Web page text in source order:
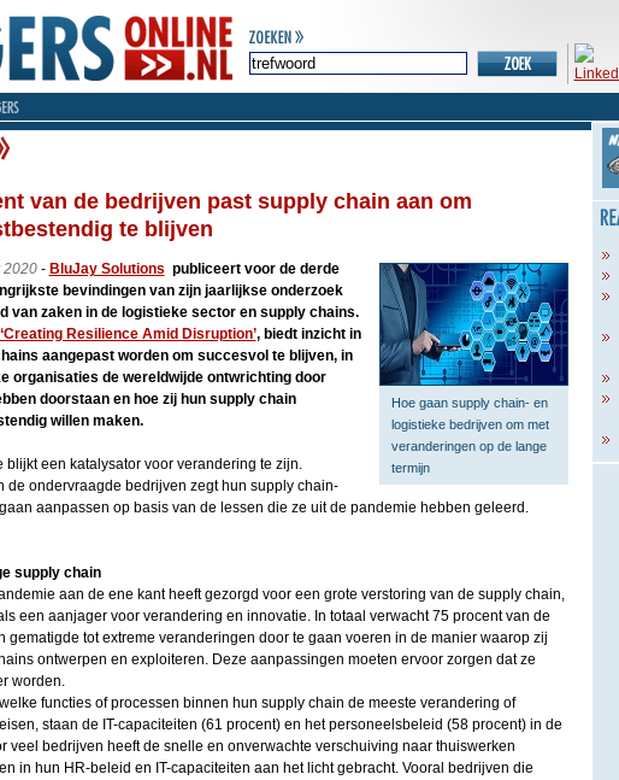
van de bedrijven past supply chain aan om
te blijven
Hoe gaan supply chain- en
logistieke bedrijven om met
veranderingen op de lange
termijn
2020- BluJay Solutions publiceert voor de derde
bevindingen van zijn jaarlijkse onderzoek
van zaken in de logistieke sector en supply chains.
‘Creating Resilience Amid Disruption’, biedt inzicht in
aangepast worden om succesvol te blijven, in
organisaties de wereldwijde ontwrichting door
doorstaan en hoe zij hun supply chain
willen maken.
blijkt een katalysator voor verandering te zijn.
de ondervraagde bedrijven zegt hun supply chain-
aanpassen op basis van de lessen die ze uit de pandemie hebben geleerd.
supply chain
aan de ene kant heeft gezorgd voor een grote verstoring van de supply chain,
een aanjager voor verandering en innovatie. In totaal verwacht 75 procent van de
gematigde tot extreme veranderingen door te gaan voeren in de manier waarop zij
ontwerpen en exploiteren. Deze aanpassingen moeten ervoor zorgen dat ze
worden.
functies of processen binnen hun supply chain de meeste verandering of
staan de IT-capaciteiten (61 procent) en het personeelsbeleid (58 procent) in de
veel bedrijven heeft de snelle en onverwachte verschuiving naar thuiswerken
in hun HR-beleid en IT-capaciteiten aan het licht gebracht. Vooral bedrijven die